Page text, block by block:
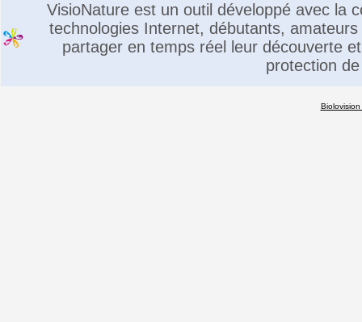
VisioNature est un outil développé avec la
technologies Internet, débutants,
partager en temps réel leur découverte
protection
Biolovision